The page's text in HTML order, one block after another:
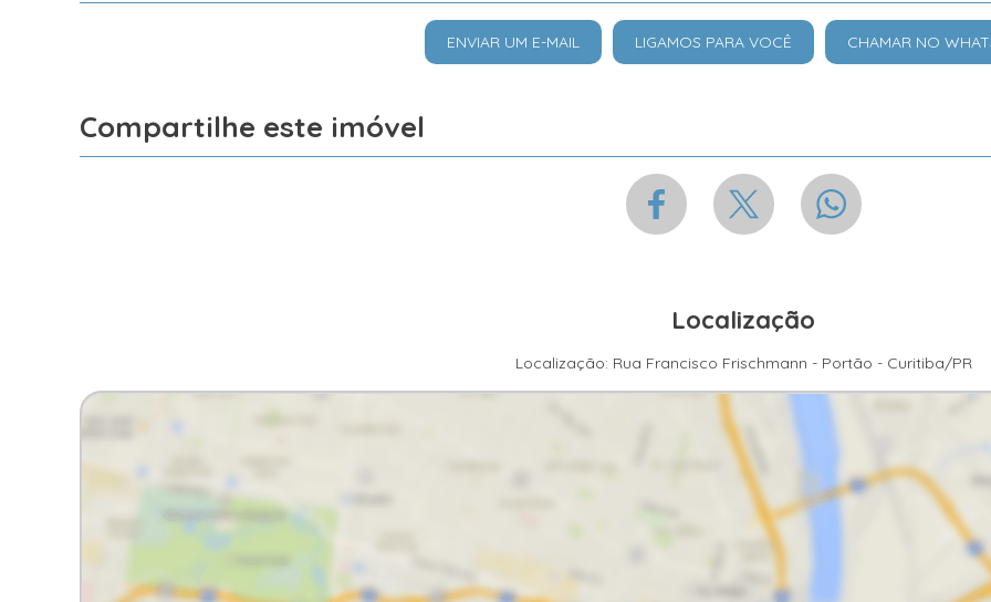
ENVIAR UM E-MAIL LIGAMOS PARA VOCÊ CHAMAR NO
Compartilhe este imóvel
Localização
Localização: Rua Francisco Frischmann - Portão - Curitiba/PR